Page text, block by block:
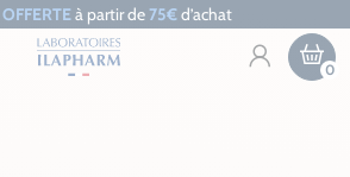
OFFERTEà partir de 75€d’achat
0